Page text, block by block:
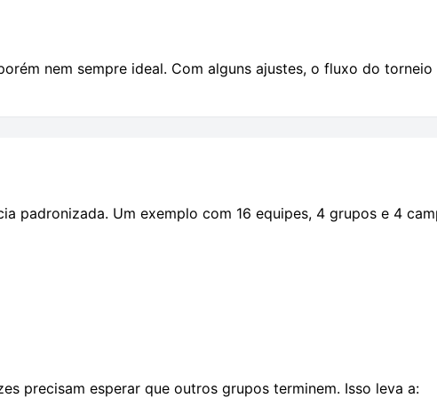
nem sempre ideal. Com alguns ajustes, o fluxo do
padronizada. Um exemplo com 16 equipes, 4 grupos e 4
precisam esperar que outros grupos terminem. Isso leva a: